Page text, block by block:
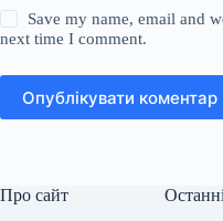
Save my name, email and
next time I comment.
Опублікувати коментар
Про сайт